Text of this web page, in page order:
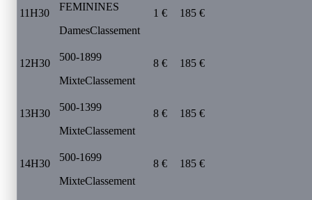
11H30
FEMININES
DamesClassement
1 € 185 €
12H30
500-1899
MixteClassement
8 € 185 €
13H30
500-1399
MixteClassement
8 € 185 €
14H30
500-1699
MixteClassement
8 € 185 €